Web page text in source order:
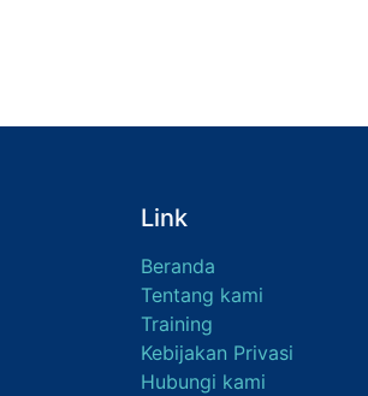
Link
Beranda
Tentang kami
Training
Kebijakan Privasi
Hubungi kami